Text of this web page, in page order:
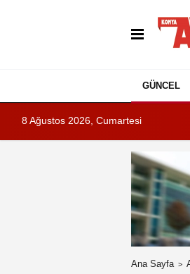
GÜNCEL
8 Ağustos 2026, Cumartesi
Ana Sayfa